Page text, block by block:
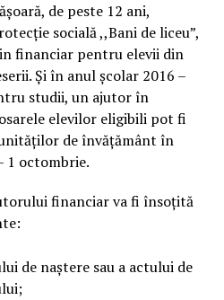
de peste 12 ani,
socială ,,Bani de liceu”,
financiar pentru elevii din
Şi în anul şcolar 2016 –
studii, un ajutor în
elevilor eligibili pot fi
de învăţământ în
1 octombrie.
financiar va fi însoţită
de naştere sau a actului de